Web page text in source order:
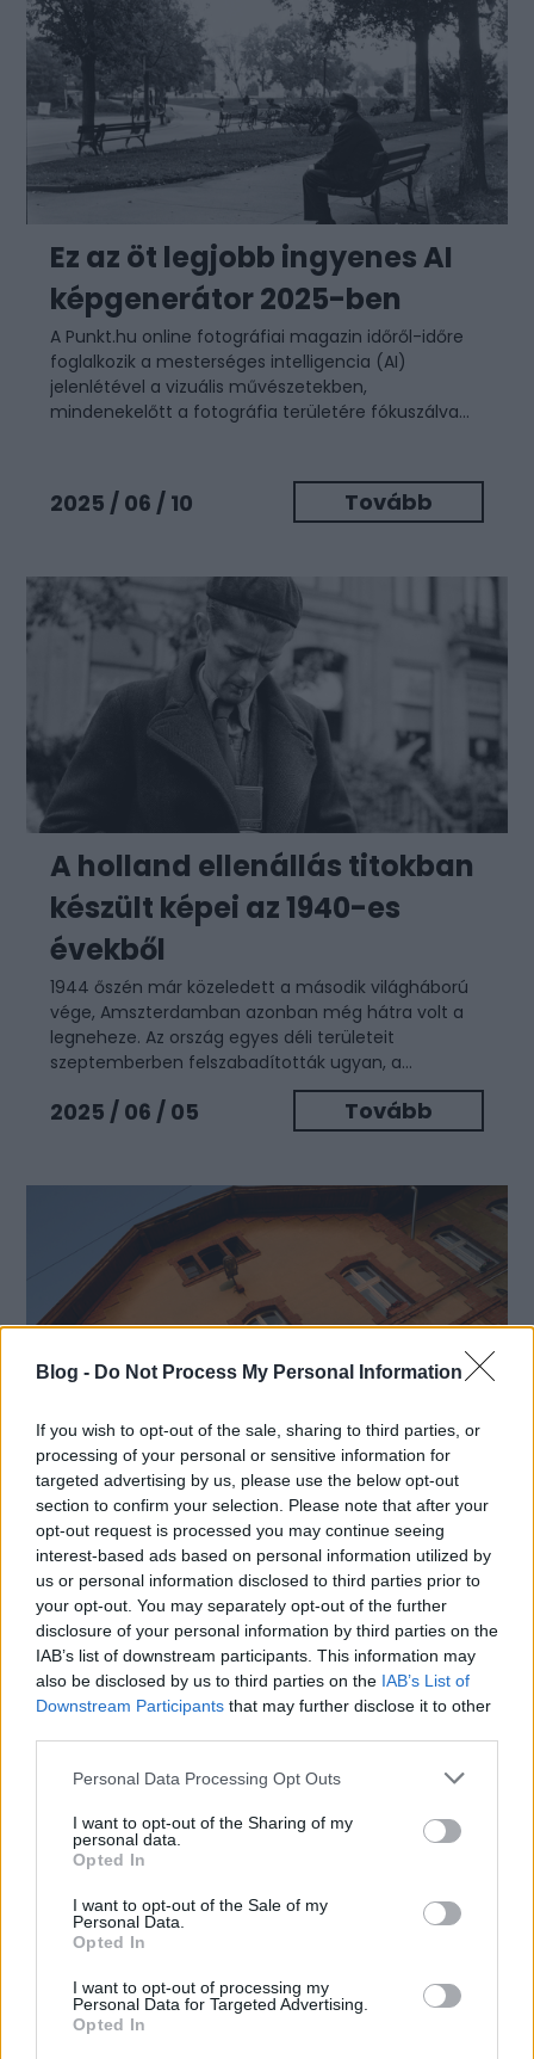
Blog - Do Not Process My Personal Information
If you wish to opt-out of the sale, sharing to third parties, or
processing of your personal or sensitive information for
targeted advertising by us, please use the below opt-out
section to confirm your selection. Please note that after your
opt-out request is processed you may continue seeing
interest-based ads based on personal information utilized by
us or personal information disclosed to third parties prior to
your opt-out. You may separately opt-out of the further
disclosure of your personal information by third parties on the
IAB’s list of downstream participants. This information may
also be disclosed by us to third parties on the IAB’s List of
Downstream Participants that may further disclose it to other
Please note that this website/app uses one or more Google
not limited to your visit or usage behaviour. You may click to
grant or deny consent to Google and its third-party tags to
use your data for below specified purposes in below Google
consent section.
Personal Data Processing Opt Outs
I want to opt-out of the Sharing of my
personal data.
Opted In
I want to opt-out of the Sale of my
Personal Data.
Opted In
I want to opt-out of processing my
Personal Data for Targeted Advertising.
Opted In
Ez az öt legjobb ingyenes AI
képgenerátor 2025-ben
A Punkt.hu online fotográfiai magazin időről-időre
foglalkozik a mesterséges intelligencia (AI)
jelenlétével a vizuális művészetekben,
mindenekelőtt a fotográfia területére fókuszálva...
2025 / 06 / 10 Tovább
A holland ellenállás titokban
készült képei az 1940-es
évekből
1944 őszén már közeledett a második világháború
vége, Amszterdamban azonban még hátra volt a
legneheze. Az ország egyes déli területeit
szeptemberben felszabadították ugyan, a...
2025 / 06 / 05 Tovább
Stalter György:
Átrendeződés/
Rákosrendező (2012–2021)
Közel tíz évig fényképeztem Budapest belvárosától,
a Nyugati pályaudvartól alig 3 kilométerre elterülő,
százhektárnyi Rákosrendező pályaudvar életét,
szubkultúráját: az állomás épületét, a vonatokat, a...
2025 / 01 / 22 Tovább